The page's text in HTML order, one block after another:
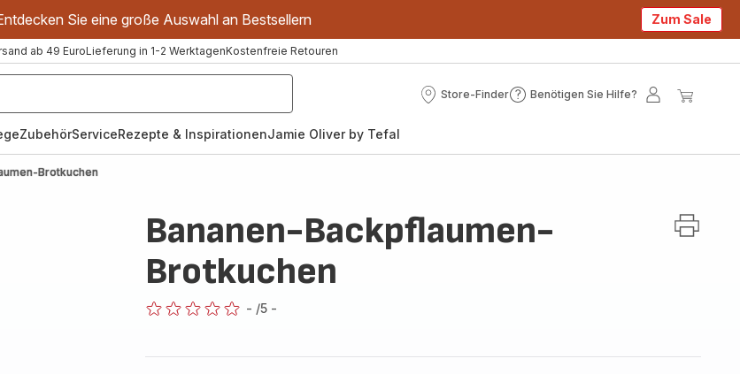
Sie eine große Auswahl an Bestsellern Zum Sale
ab 49 EuroLieferung in 1-2 WerktagenKostenfreie Retouren
Store-Finder
Store-
Benötigen Sie Hilfe?
Benötigen
Mein
ZubehörServiceRezepte & InspirationenJamie Oliver by Tefal
Brotkuchen
Bananen-Backpflaumen-
Brotkuchen
- /5 -